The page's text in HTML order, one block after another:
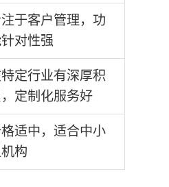
于客户管理，功
对性强
定行业有深厚积
，定制化服务好
适中，适合中小
构